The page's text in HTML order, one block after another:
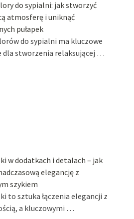
do sypialni: jak stworzyć
atmosferę i uniknąć
pułapek
do sypialni ma kluczowe
dla stworzenia relaksującej …
w dodatkach i detalach – jak
elegancję z
szykiem
to sztuka łączenia elegancji z
a kluczowymi …